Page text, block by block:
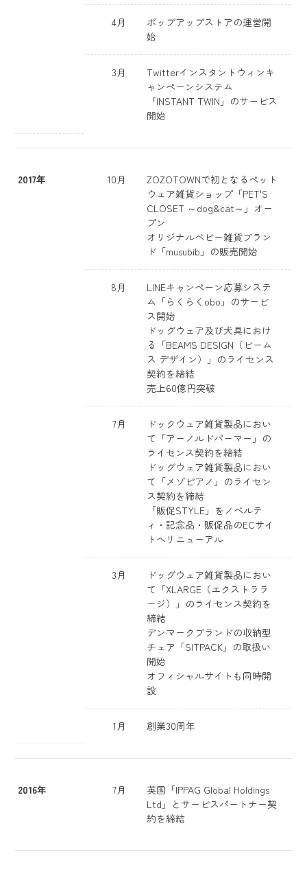
4月
ポップアップストアの運営開
始
3月
Twitterインスタントウィンキ
ャンペーンシステム
「INSTANT TWIN」のサービス
開始
2017年 10月
ZOZOTOWNで初となるペット
ウェア雑貨ショップ「PET'S
CLOSET ～dog&cat～」オー
プン
オリジナルベビー雑貨ブラン
ド「musubib」の販売開始
8月
LINEキャンペーン応募システ
ム「らくらくobo」のサービ
ス開始
ドッグウェア及び犬具におけ
る「BEAMS DESIGN（ビーム
ス デザイン）」のライセンス
契約を締結
売上60億円突破
7月
ドックウェア雑貨製品におい
て「アーノルドパーマー」の
ライセンス契約を締結
ドッグウェア雑貨製品におい
て「メゾピアノ」のライセン
ス契約を締結
「販促STYLE」をノベルテ
ィ・記念品・販促品のECサイ
トへリニューアル
3月
ドッグウェア雑貨製品におい
て「XLARGE（エクストララ
ージ）」のライセンス契約を
締結
デンマークブランドの収納型
チェア「SITPACK」の取扱い
開始
オフィシャルサイトも同時開
設
1月 創業30周年
2016年 7月
英国「IPPAG Global Holdings
Ltd」とサービスパートナー契
約を締結